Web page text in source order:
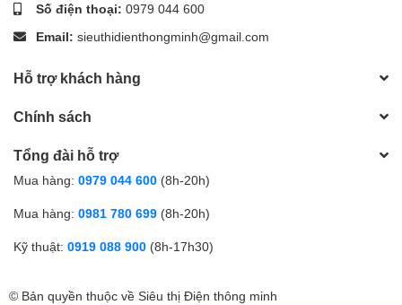
Số điện thoại: 0979 044 600
Email: sieuthidienthongminh@gmail.com
Hỗ trợ khách hàng
Chính sách
Tổng đài hỗ trợ
Mua hàng: 0979 044 600 (8h-20h)
Mua hàng: 0981 780 699 (8h-20h)
Kỹ thuật: 0919 088 900 (8h-17h30)
© Bản quyền thuộc về Siêu thị Điện thông minh